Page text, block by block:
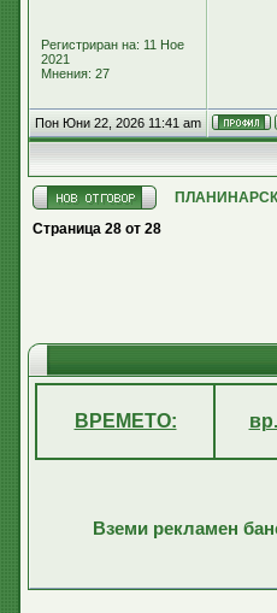
Регистриран на: 11 Ное
2021
Мнения: 27
Пон Юни 22, 2026 11:41 am
Страница 28 от 28
ВРЕМЕТО:
Вземи рекламен